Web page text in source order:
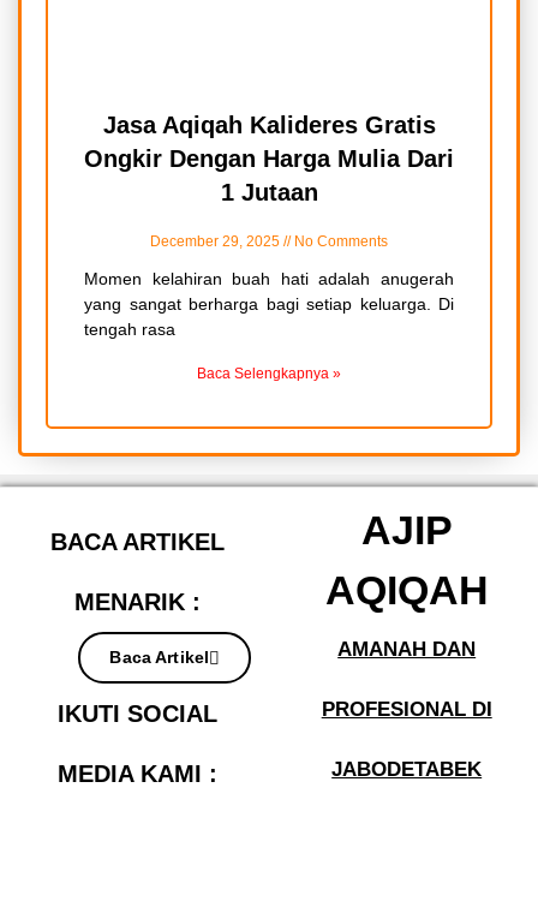
Jasa Aqiqah Kalideres Gratis
Ongkir Dengan Harga Mulia Dari
1 Jutaan
December 29, 2025 No Comments
Momen kelahiran buah hati adalah anugerah
yang sangat berharga bagi setiap keluarga. Di
tengah rasa
Baca Selengkapnya »
AJIP
AQIQAH
AMANAH DAN
PROFESIONAL DI
JABODETABEK
BACA ARTIKEL
MENARIK :
Baca Artikel
IKUTI SOCIAL
MEDIA KAMI :